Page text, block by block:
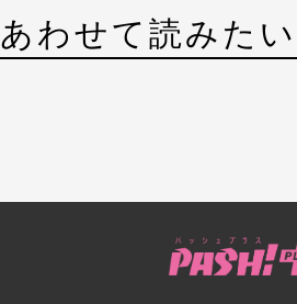
あわせて読みたい